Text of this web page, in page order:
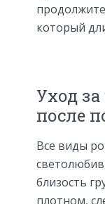
который
Уход
после
Все виды
близость
плотном,